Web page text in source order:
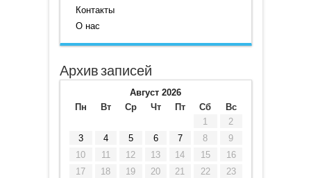
Контакты
О нас
Архив записей
Август 2026
Пн
Вт Ср Чт Пт Сб
Вс
1
2
3
4 5 6 7 8
9
10
11 12 13 14 15
16
17
18 19 20 21 22 23